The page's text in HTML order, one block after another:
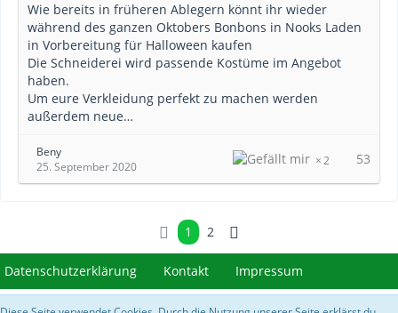
Wie bereits in früheren Ablegern könnt ihr wieder
während des ganzen Oktobers Bonbons in Nooks Laden
in Vorbereitung für Halloween kaufen
Die Schneiderei wird passende Kostüme im Angebot
haben.
Um eure Verkleidung perfekt zu machen werden
außerdem neue…
Beny
25. September 2020
2 53
1 2
Datenschutzerklärung Kontakt Impressum